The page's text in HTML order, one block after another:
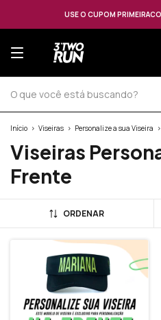
USE O CUPOM
Início > Viseiras > Personalize a sua Viseira >
Viseiras
Frente
ORDENAR